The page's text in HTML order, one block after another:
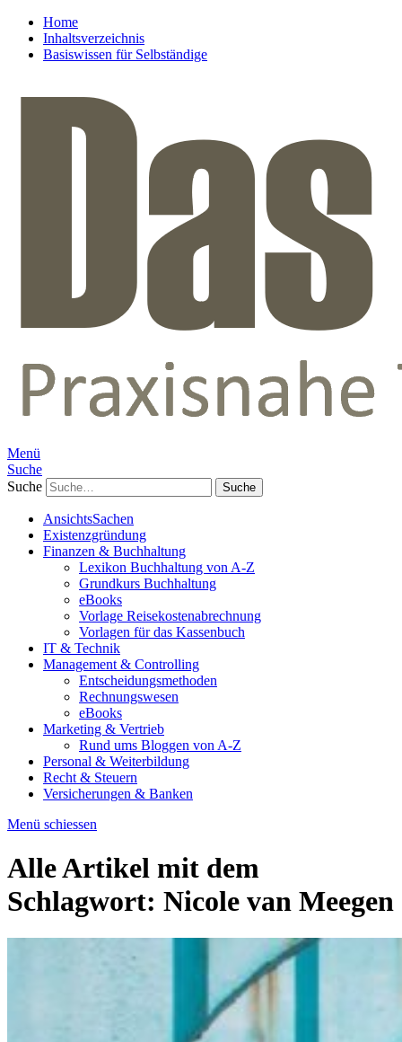
Home
Inhaltsverzeichnis
Basiswissen für Selbständige
Menü
Suche
Suche
AnsichtsSachen
Existenzgründung
Finanzen & Buchhaltung
Lexikon Buchhaltung von A-Z
Grundkurs Buchhaltung
eBooks
Vorlage Reisekostenabrechnung
Vorlagen für das Kassenbuch
IT & Technik
Management & Controlling
Entscheidungsmethoden
Rechnungswesen
eBooks
Marketing & Vertrieb
Rund ums Bloggen von A-Z
Personal & Weiterbildung
Recht & Steuern
Versicherungen & Banken
Menü schiessen
Alle Artikel mit dem
Schlagwort: Nicole van Meegen